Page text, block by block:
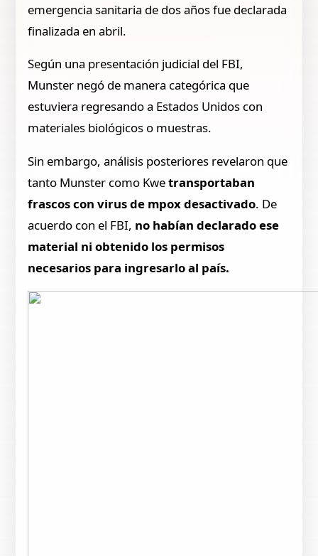
emergencia sanitaria de dos años fue declarada
finalizada en abril.
Según una presentación judicial del FBI,
Munster negó de manera categórica que
estuviera regresando a Estados Unidos con
materiales biológicos o muestras.
Sin embargo, análisis posteriores revelaron que
tanto Munster como Kwetransportaban
frascos con virus de mpox desactivado. De
acuerdo con el FBI, no habían declarado ese
material ni obtenido los permisos
necesarios para ingresarlo al país.